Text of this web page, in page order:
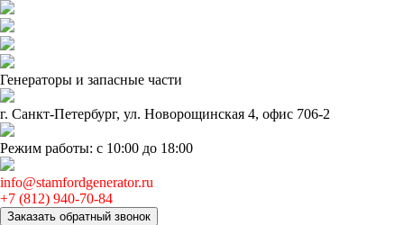
Генераторы и запаcные части
г. Санкт-Петербург, ул. Новорощинская 4, офис 706-2
Режим работы: с 10:00 до 18:00
info@stamfordgenerator.ru
+7 (812) 940-70-84
Заказать обратный звонок